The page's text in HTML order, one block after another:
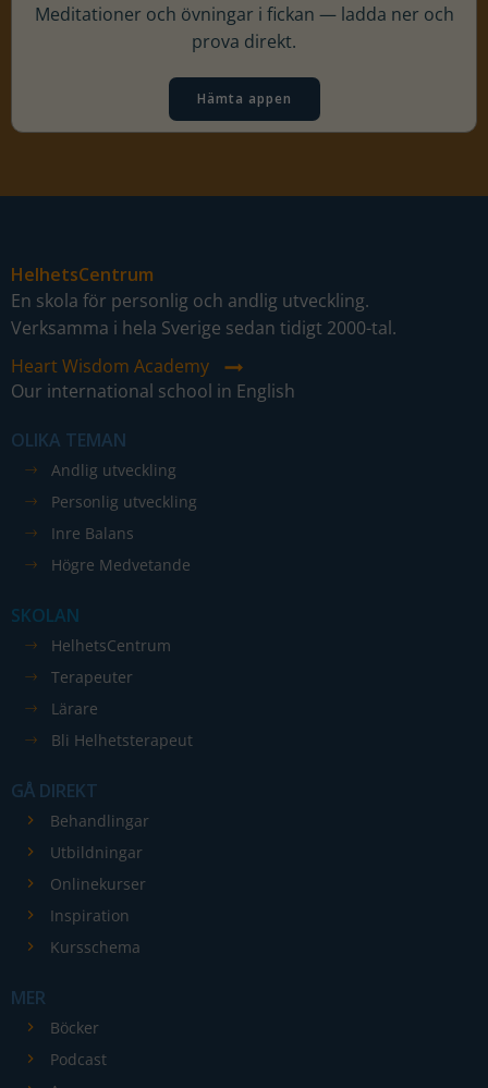
Meditationer och övningar i fickan — ladda ner och
prova direkt.
Hämta appen
HelhetsCentrum
En skola för personlig och andlig utveckling.
Verksamma i hela Sverige sedan tidigt 2000-tal.
Heart Wisdom Academy
Our international school in English
OLIKA TEMAN
Andlig utveckling
Personlig utveckling
Inre Balans
Högre Medvetande
SKOLAN
HelhetsCentrum
Terapeuter
Lärare
Bli Helhetsterapeut
GÅ DIREKT
Behandlingar
Utbildningar
Onlinekurser
Inspiration
Kursschema
MER
Böcker
Podcast